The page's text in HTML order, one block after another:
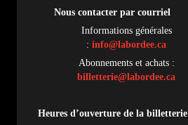
Nous contacter par courriel
Informations générales
: info@labordee.ca
Abonnements et achats :
billetterie@labordee.ca
Heures d’ouverture de la billetterie